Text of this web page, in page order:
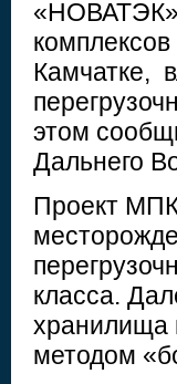
Камчатке,
этом
Дальнего
Проект МПК
класса.
хранилища
методом